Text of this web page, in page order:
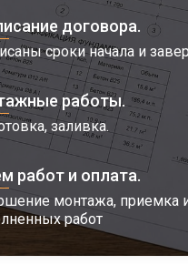
договора.
сроки начала и
работы.
заливка.
работ и оплата.
монтажа, приемка
работ